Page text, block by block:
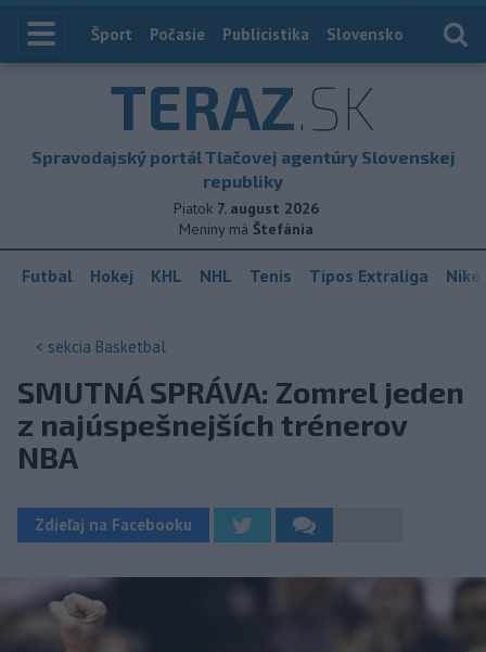
Index
Šport Počasie Publicistika Slovensko
TERAZ.SK
Spravodajský portál Tlačovej agentúry Slovenskej
republiky
Piatok 7. august 2026
Meniny má Štefánia
Futbal Hokej KHL NHL Tenis Tipos Extraliga
< sekcia Basketbal
SMUTNÁ SPRÁVA: Zomrel jeden
z najúspešnejších trénerov
NBA
Zdieľaj na Facebooku